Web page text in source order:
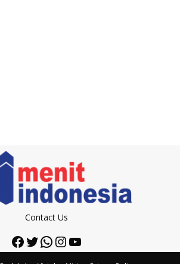
Contact Us
Facebook
Twitter
WhatsApp
Instagram
YouTube